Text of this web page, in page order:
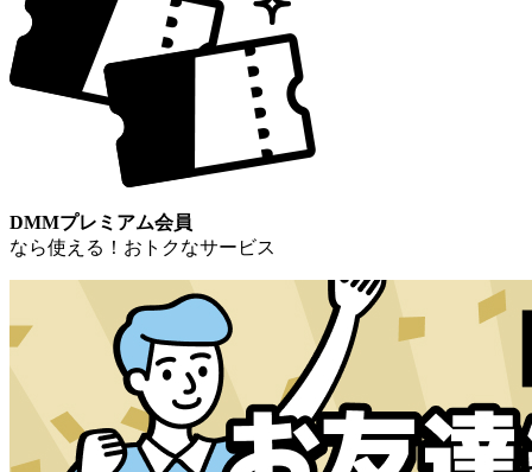
DMMプレミアム会員
なら使える！おトクなサービス